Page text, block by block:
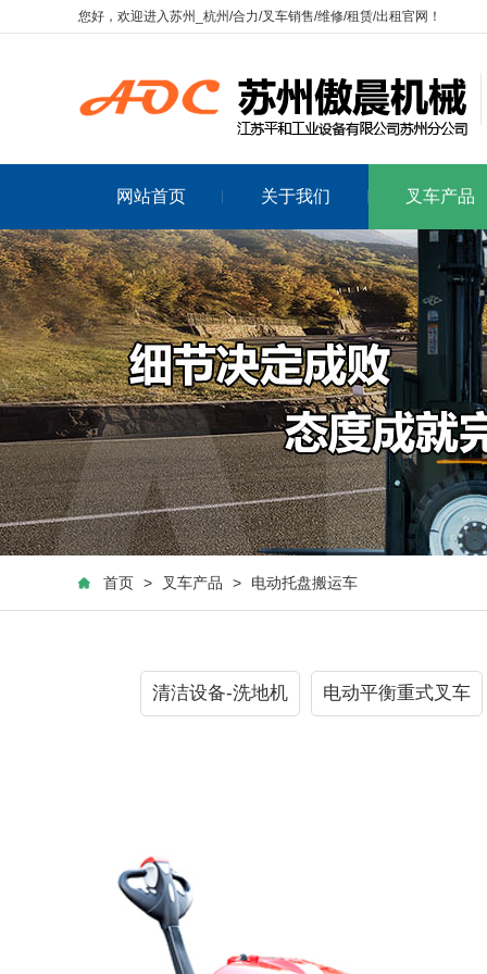
您好，欢迎进入苏州_杭州/合力/叉车销售/维修/租赁/出租官网！
网站首页 关于我们 叉车产品
首页 > 叉车产品 > 电动托盘搬运车
清洁设备-洗地机 电动平衡重式叉车